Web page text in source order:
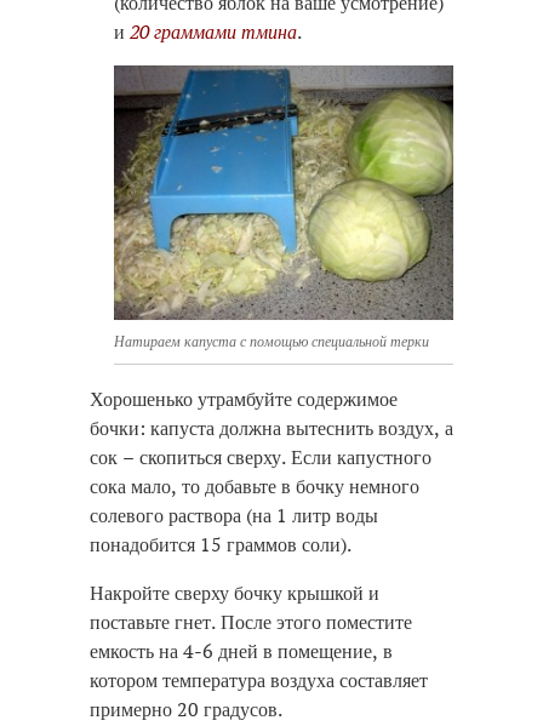
и 20 граммами тмина.
Натираем капуста с помощью специальной терки
Хорошенько утрамбуйте содержимое
бочки: капуста должна вытеснить воздух, а
сок – скопиться сверху. Если капустного
сока мало, то добавьте в бочку немного
солевого раствора (на 1 литр воды
понадобится 15 граммов соли).
Накройте сверху бочку крышкой и
поставьте гнет. После этого поместите
емкость на 4-6 дней в помещение, в
котором температура воздуха составляет
примерно 20 градусов.